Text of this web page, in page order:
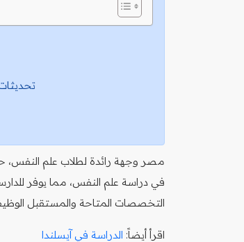
مصر وجهة رائدة لطلاب علم النفس،
في دراسة علم النفس، مما يوفر
التخصصات المتاحة والمستقبل
اقرأ أيضاً: الدراسة في آيسلندا